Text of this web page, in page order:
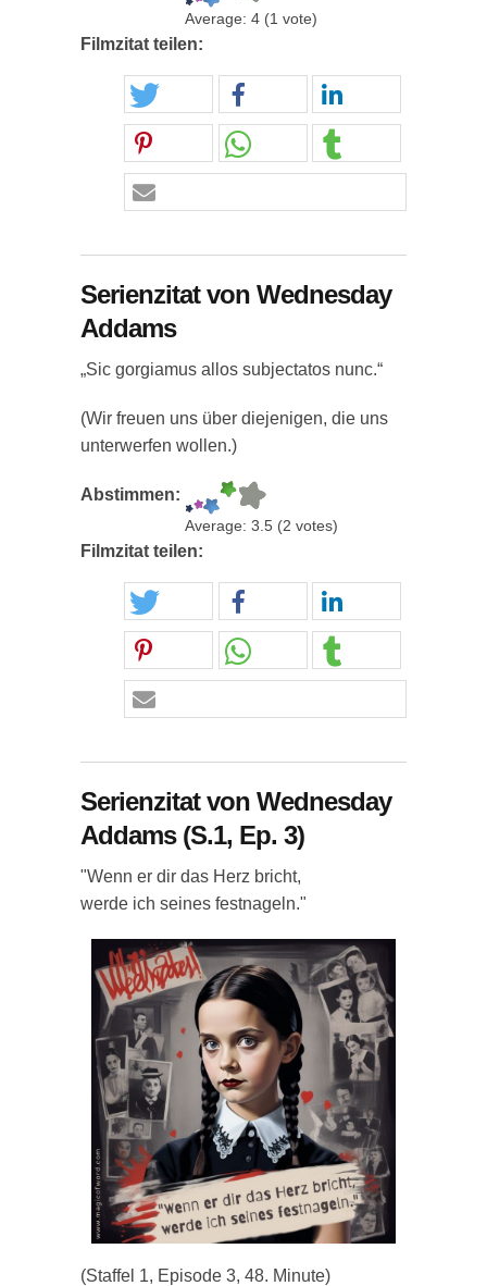
Average: 4 (1 vote)
Filmzitat teilen:
Serienzitat von Wednesday
Addams
„Sic gorgiamus allos subjectatos nunc.“
(Wir freuen uns über diejenigen, die uns
unterwerfen wollen.)
Abstimmen:
Average: 3.5 (2 votes)
Filmzitat teilen:
Serienzitat von Wednesday
Addams (S.1, Ep. 3)
"Wenn er dir das Herz bricht,
werde ich seines festnageln."
(Staffel 1, Episode 3, 48. Minute)